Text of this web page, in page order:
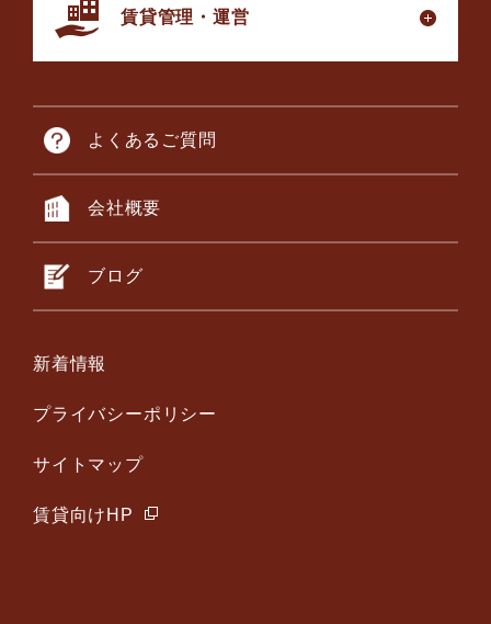
賃貸管理・運営
よくあるご質問
会社概要
ブログ
新着情報
プライバシーポリシー
サイトマップ
賃貸向けHP